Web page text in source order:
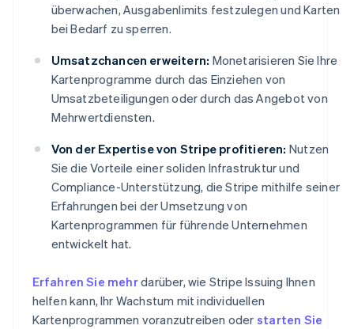
überwachen, Ausgabenlimits festzulegen und Karten
bei Bedarf zu sperren.
Umsatzchancen erweitern: Monetarisieren Sie Ihre
Kartenprogramme durch das Einziehen von
Umsatzbeteiligungen oder durch das Angebot von
Mehrwertdiensten.
Von der Expertise von Stripe profitieren: Nutzen
Sie die Vorteile einer soliden Infrastruktur und
Compliance-Unterstützung, die Stripe mithilfe seiner
Erfahrungen bei der Umsetzung von
Kartenprogrammen für führende Unternehmen
entwickelt hat.
Erfahren Sie mehrdarüber, wie Stripe Issuing Ihnen
helfen kann, Ihr Wachstum mit individuellen
Kartenprogrammen voranzutreiben oder starten Sie